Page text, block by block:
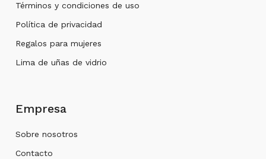
Términos y condiciones de uso
Política de privacidad
Regalos para mujeres
Lima de uñas de vidrio
Empresa
Sobre nosotros
Contacto